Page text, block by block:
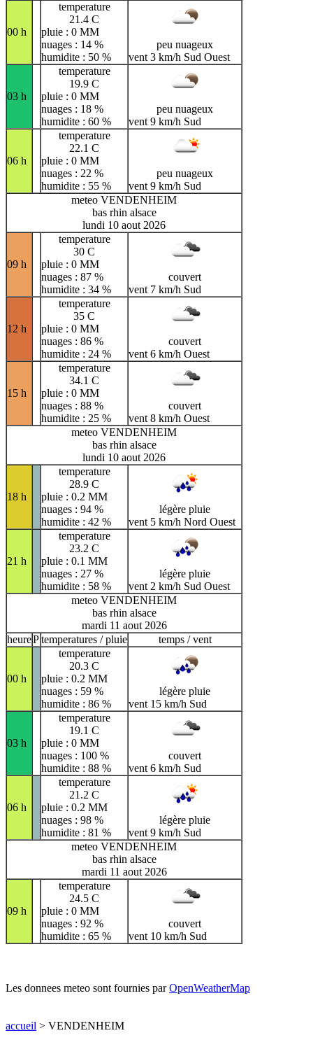
00 h
temperature
21.4 C
pluie : 0 MM
nuages : 14 %
humidite : 50 %
peu nuageux
vent 3 km/h Sud Ouest
03 h
temperature
19.9 C
pluie : 0 MM
nuages : 18 %
humidite : 60 %
peu nuageux
vent 9 km/h Sud
06 h
temperature
22.1 C
pluie : 0 MM
nuages : 22 %
humidite : 55 %
peu nuageux
vent 9 km/h Sud
meteo VENDENHEIM
bas rhin alsace
lundi 10 aout 2026
09 h
temperature
30 C
pluie : 0 MM
nuages : 87 %
humidite : 34 %
couvert
vent 7 km/h Sud
12 h
temperature
35 C
pluie : 0 MM
nuages : 86 %
humidite : 24 %
couvert
vent 6 km/h Ouest
15 h
temperature
34.1 C
pluie : 0 MM
nuages : 88 %
humidite : 25 %
couvert
vent 8 km/h Ouest
meteo VENDENHEIM
bas rhin alsace
lundi 10 aout 2026
18 h
temperature
28.9 C
pluie : 0.2 MM
nuages : 94 %
humidite : 42 %
légère pluie
vent 5 km/h Nord Ouest
21 h
temperature
23.2 C
pluie : 0.1 MM
nuages : 27 %
humidite : 58 %
légère pluie
vent 2 km/h Sud Ouest
meteo VENDENHEIM
bas rhin alsace
mardi 11 aout 2026
heurePtemperatures / pluie temps / vent
00 h
temperature
20.3 C
pluie : 0.2 MM
nuages : 59 %
humidite : 86 %
légère pluie
vent 15 km/h Sud
03 h
temperature
19.1 C
pluie : 0 MM
nuages : 100 %
humidite : 88 %
couvert
vent 6 km/h Sud
06 h
temperature
21.2 C
pluie : 0.2 MM
nuages : 98 %
humidite : 81 %
légère pluie
vent 9 km/h Sud
meteo VENDENHEIM
bas rhin alsace
mardi 11 aout 2026
09 h
temperature
24.5 C
pluie : 0 MM
nuages : 92 %
humidite : 65 %
couvert
vent 10 km/h Sud
Les donnees meteo sont fournies parOpenWeatherMap
accueil > VENDENHEIM